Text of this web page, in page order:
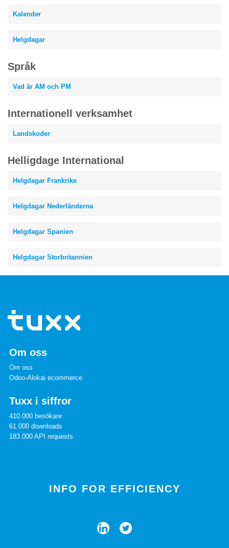
Kalender
Helgdagar
Språk
Vad är AM och PM
Internationell verksamhet
Landskoder
Helligdage International
Helgdagar Frankrike
Helgdagar Nederländerna
Helgdagar Spanien
Helgdagar Storbritannien
Om oss
Om oss
Odoo-Alokai ecommerce
Tuxx i siffror
410.000 besökare
61.000 downloads
183.000 API requests
INFO FOR EFFICIENCY